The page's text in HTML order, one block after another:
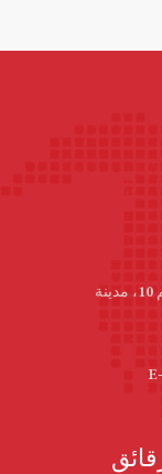
العنوان القانوني: شارع كالا ايشيلور رقم 10، مدينة